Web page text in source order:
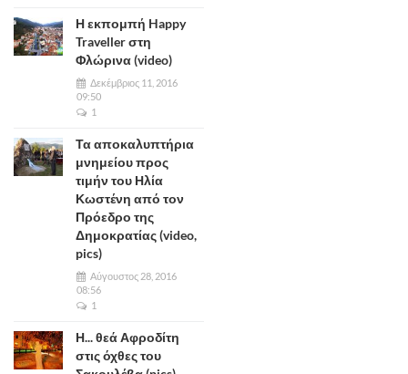
Η εκπομπή Happy
Traveller στη
Φλώρινα (video)
Δεκέμβριος 11, 2016
09:50
1
Τα αποκαλυπτήρια
μνημείου προς
τιμήν του Ηλία
Κωστένη από τον
Πρόεδρο της
Δημοκρατίας (video,
pics)
Αύγουστος 28, 2016
08:56
1
Η... θεά Αφροδίτη
στις όχθες του